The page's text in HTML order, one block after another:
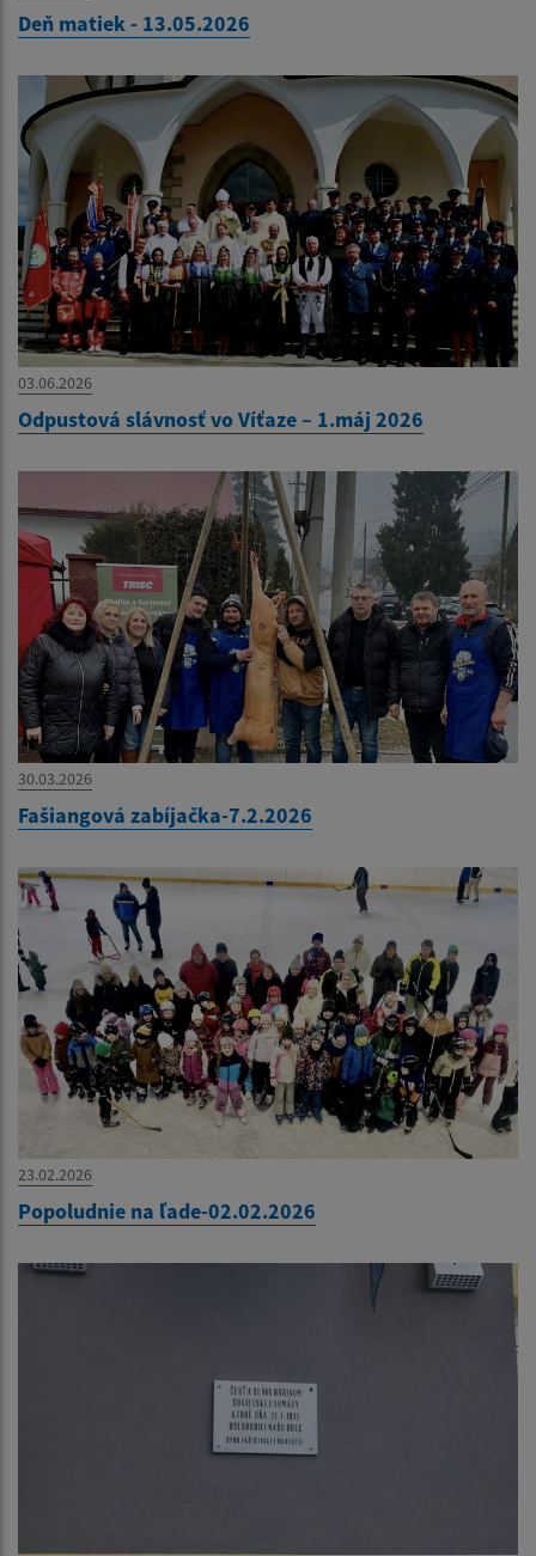
Deň matiek - 13.05.2026
03.06.2026
Odpustová slávnosť vo Víťaze – 1.máj 2026
30.03.2026
Fašiangová zabíjačka-7.2.2026
23.02.2026
Popoludnie na ľade-02.02.2026